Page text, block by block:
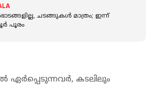
ചടങ്ങുകൾ മാത്രം; ഇന്ന്
പൂരം
ഏര്‍പ്പെടുന്നവര്‍, കടലിലും